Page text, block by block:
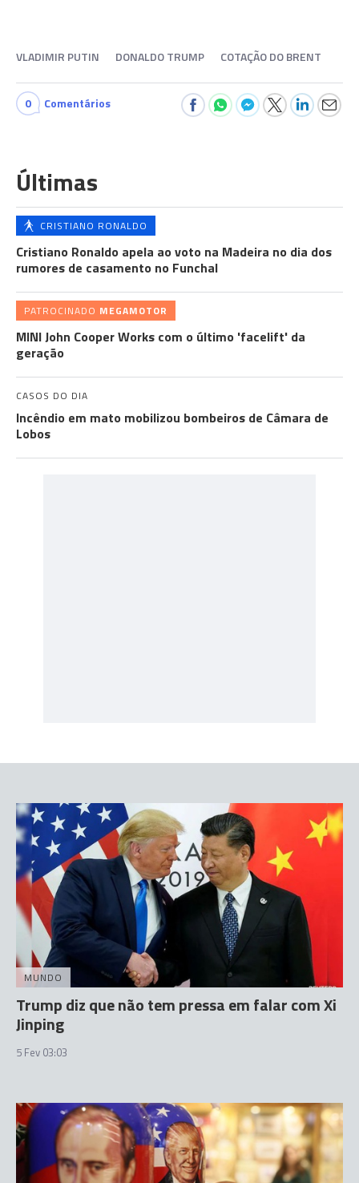
VLADIMIR PUTIN DONALDO TRUMP COTAÇÃO DO BRENT
0 Comentários
Últimas
CRISTIANO RONALDO
Cristiano Ronaldo apela ao voto na Madeira no dia dos
rumores de casamento no Funchal
PATROCINADO MEGAMOTOR
MINI John Cooper Works com o último 'facelift' da
geração
CASOS DO DIA
Incêndio em mato mobilizou bombeiros de Câmara de
Lobos
MUNDO
Trump diz que não tem pressa em falar com Xi
Jinping
5 Fev 03:03